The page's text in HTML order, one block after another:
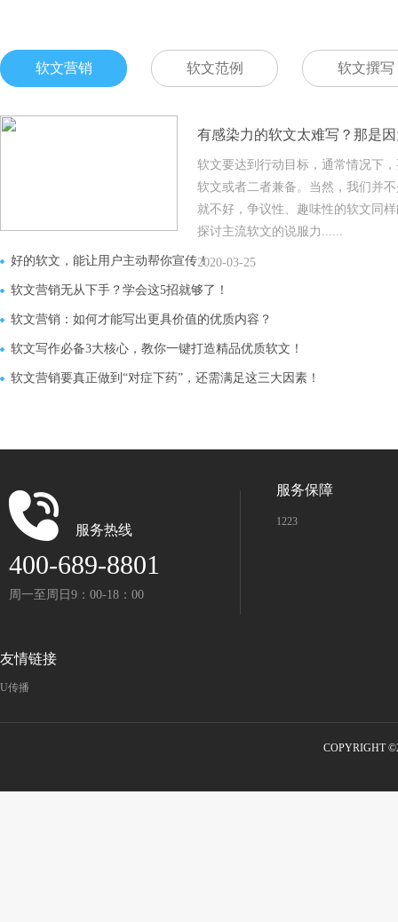
软文营销 软文范例 软文撰写
有感染力的软文太难写？那是
软文要达到行动目标，通常情况下
软文或者二者兼备。当然，我们并
就不好，争议性、趣味性的软文同
探讨主流软文的说服力......
2020-03-25
好的软文，能让用户主动帮你宣传！
软文营销无从下手？学会这5招就够了！
软文营销：如何才能写出更具价值的优质内容？
软文写作必备3大核心，教你一键打造精品优质软文！
软文营销要真正做到“对症下药”，还需满足这三大因素！
服务热线
400-689-8801
周一至周日9：00-18：00
服务保障
1223
友情链接
U传播
COPYRIGHT